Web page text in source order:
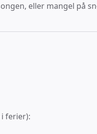
eller mangel på
ferier):